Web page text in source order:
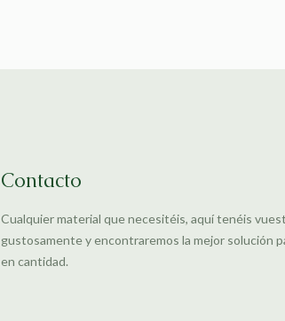
Contacto
Cualquier material que necesitéis, aquí tenéis
gustosamente y encontraremos la mejor solución
en cantidad.